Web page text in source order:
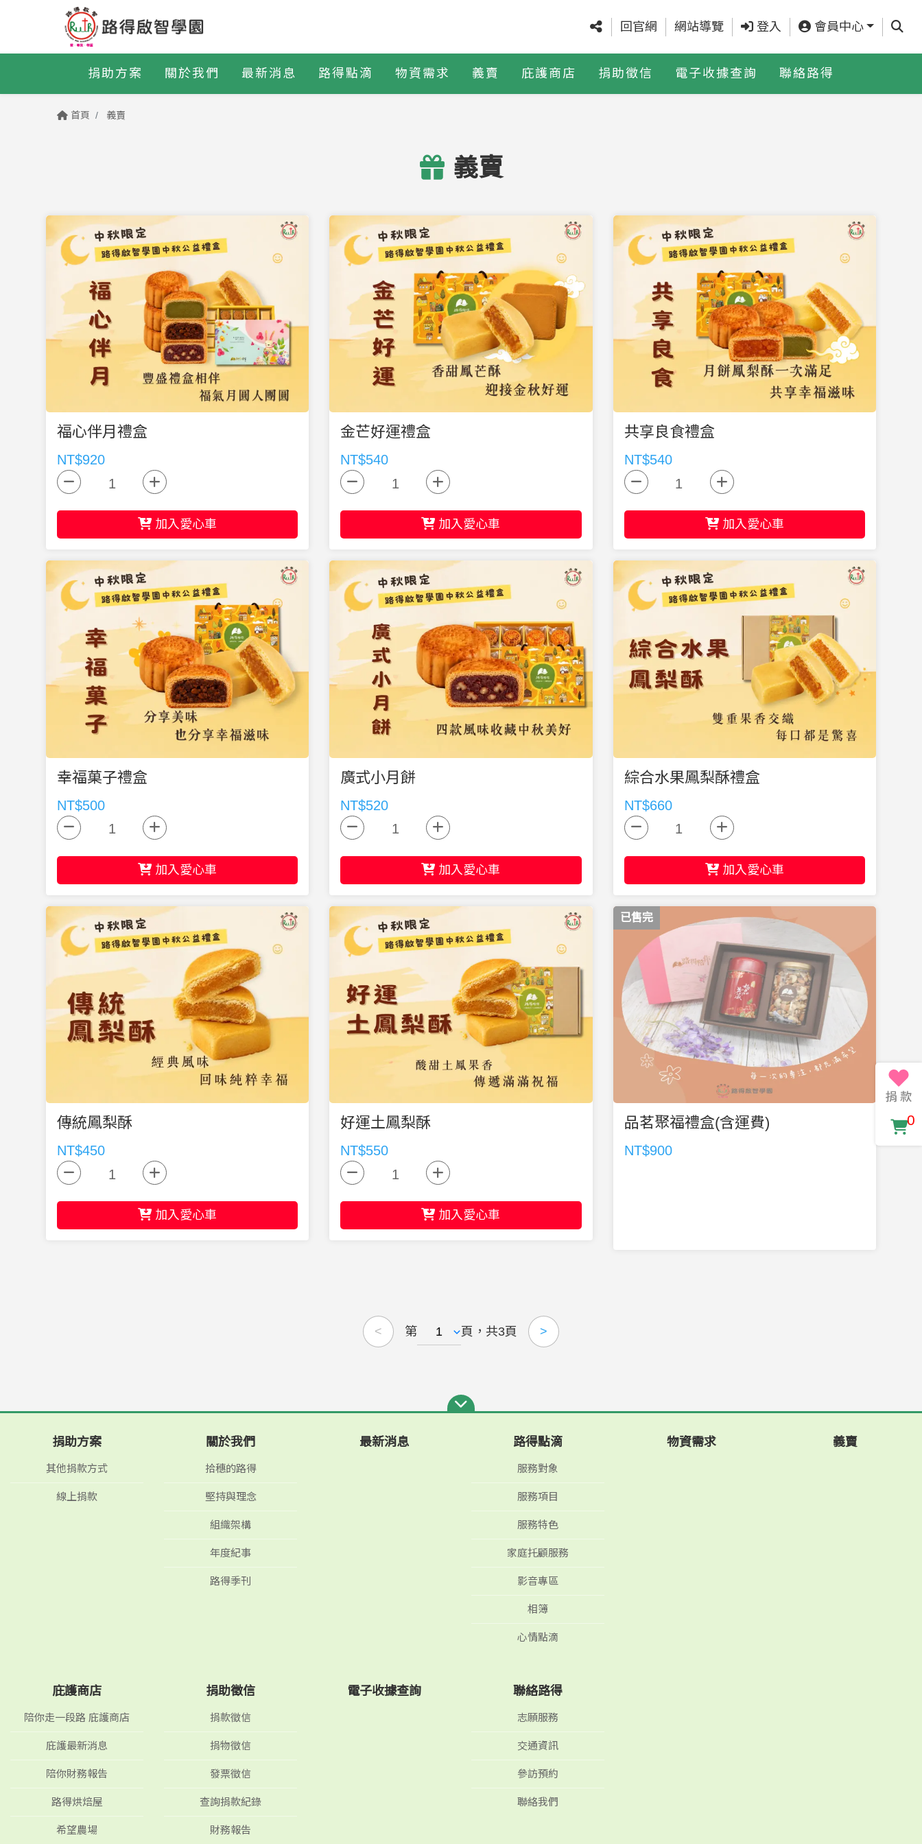
回官網 網站導覽 登入 會員中心 查詢
捐助方案 關於我們 最新消息 路得點滴 物資需求 義賣 庇護商店 捐助徵信 電子收據查詢 聯絡路得
首頁 義賣
義賣
福心伴月禮盒
NT$920
加入愛心車
金芒好運禮盒
NT$540
加入愛心車
共享良食禮盒
NT$540
加入愛心車
幸福菓子禮盒
NT$500
加入愛心車
廣式小月餅
NT$520
加入愛心車
綜合水果鳳梨酥禮盒
NT$660
加入愛心車
傳統鳳梨酥
NT$450
加入愛心車
好運土鳳梨酥
NT$550
加入愛心車
已售完
品茗聚福禮盒(含運費)
NT$900
< 第 頁，共3頁 >
捐助方案
其他捐款方式
線上捐款
關於我們
拾穗的路得
堅持與理念
組織架構
年度紀事
路得季刊
最新消息 路得點滴
服務對象
服務項目
服務特色
家庭托顧服務
影音專區
相簿
心情點滴
物資需求 義賣
庇護商店
陪你走一段路 庇護商店
庇護最新消息
陪你財務報告
路得烘焙屋
希望農場
捐助徵信
捐款徵信
捐物徵信
發票徵信
查詢捐款紀錄
財務報告
電子收據查詢 聯絡路得
志願服務
交通資訊
參訪預約
聯絡我們
0